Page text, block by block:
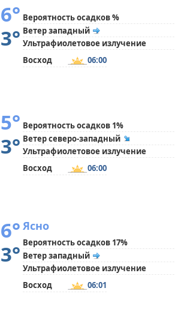
Вероятность осадков %
Ветер западный
Ультрафиолетовое излучение
Восход
06:00
Вероятность осадков 1%
Ветер северо-западный
Ультрафиолетовое излучение
Восход
06:00
Ясно
Вероятность осадков 17%
Ветер западный
Ультрафиолетовое излучение
Восход
06:01